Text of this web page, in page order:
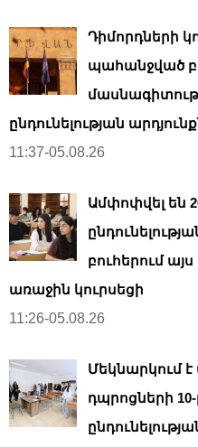
Դիմորդների
պահանջված
ընդունելության
11:37-05.08.26
Ամփոփվել են
բուհերում
առաջին կուրսեցի
11:26-05.08.26
Մեկնարկում
դպրոցների